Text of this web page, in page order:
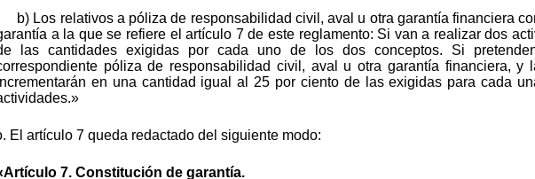
b) Los relativos a póliza de responsabilidad civil, aval u otra garantía financiera
a la que se refiere el artículo 7 de este reglamento: Si van a realizar dos
las cantidades exigidas por cada uno de los dos conceptos. Si
póliza de responsabilidad civil, aval u otra garantía financiera,
en una cantidad igual al 25 por ciento de las exigidas para cada
El artículo 7 queda redactado del siguiente modo:
7. Constitución de garantía.